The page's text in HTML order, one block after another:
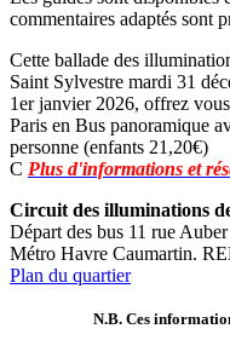
commentaires adaptés sont
Cette ballade des
Saint Sylvestre mardi 31
1er janvier 2026, offrez
Paris en Bus panoramique
personne (enfants 21,20€)
C Plus d'informations et
Circuit des illuminations
Départ des bus 11 rue
Métro Havre Caumartin.
Plan du quartier
N.B. Ces